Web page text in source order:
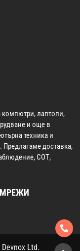
компютри, лаптопи,
и още в
техника и
Предлагаме доставка,
СОТ,
МРЕЖИ
Devnox Ltd.